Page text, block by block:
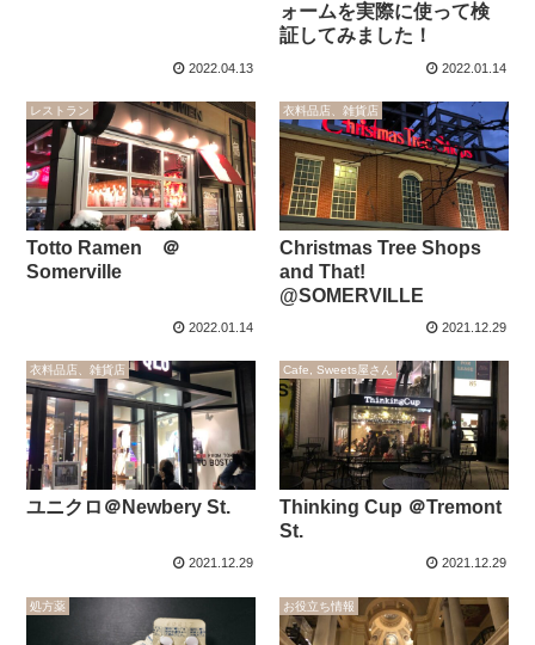
2022.04.13
ォームを実際に使って検
証してみました！
2022.01.14
レストラン
Totto Ramen ＠
Somerville
2022.01.14
衣料品店、雑貨店
Christmas Tree Shops
and That!
@SOMERVILLE
2021.12.29
衣料品店、雑貨店
ユニクロ＠Newbery St.
2021.12.29
Cafe, Sweets屋さん
Thinking Cup ＠Tremont
St.
2021.12.29
処方薬 お役立ち情報